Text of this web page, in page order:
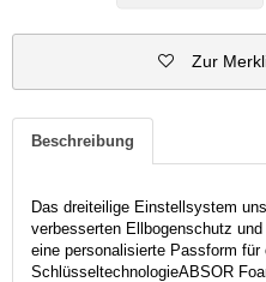
Zur
Beschreibung
Das dreiteilige Einstellsystem
verbesserten Ellbogenschutz
eine personalisierte Passform für
SchlüsseltechnologieABSOR